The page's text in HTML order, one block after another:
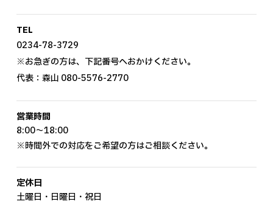
TEL
0234-78-3729
※お急ぎの方は、下記番号へおかけください。
代表：森山 080-5576-2770
営業時間
8:00～18:00
※時間外での対応をご希望の方はご相談ください。
定休日
土曜日・日曜日・祝日